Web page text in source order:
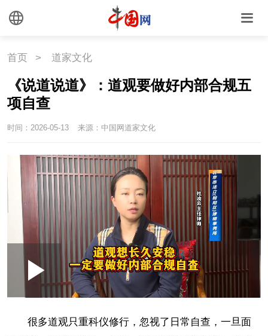
首页 > 道家文化
《说道说道》：道观要做好内部合规五
项自查
时间：2026-05-13 来源：中国网道家文化
Play
Picture-
in-
Picture
0:00 /--:--
很多道观只重科仪修行，忽视了日常自查，一旦面